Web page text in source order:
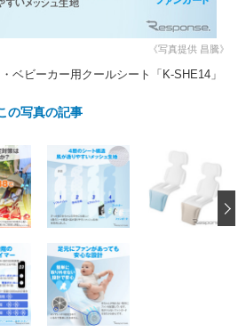
インタビュー
イベントレポート
《写真提供 昌騰》
ベビーカー用クールシート「K-SHE14」
の写真の記事